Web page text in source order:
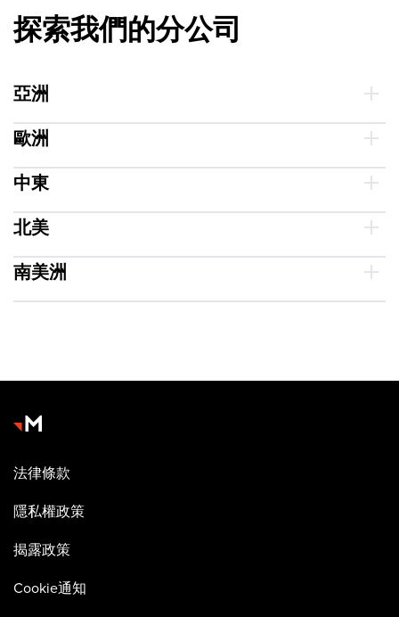
探索我們的分公司
亞洲
歐洲
中東
北美
南美洲
法律條款
隱私權政策
揭露政策
Cookie通知